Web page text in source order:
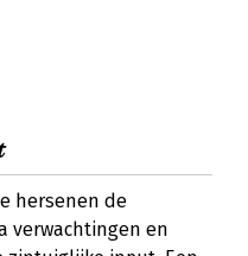
hersenen de
verwachtingen en